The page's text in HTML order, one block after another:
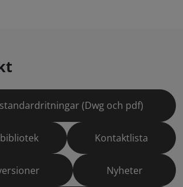
(Dwg och pdf)
Kontaktlista
Nyheter